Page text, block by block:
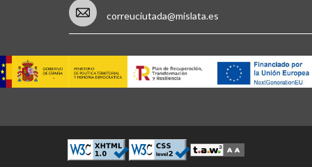
correuciutada@mislata.es